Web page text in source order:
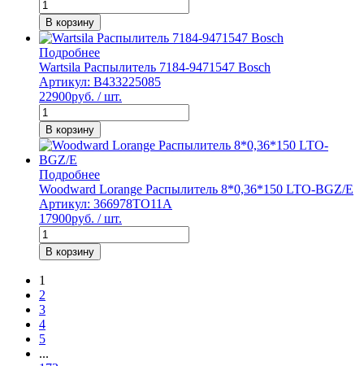
В корзину
Подробнее
Wartsila Распылитель 7184-9471547 Bosch
Артикул: B433225085
22900руб. / шт.
В корзину
Подробнее
Woodward Lorange Распылитель 8*0,36*150 LTO-BGZ/E
Артикул: 366978TO11A
17900руб. / шт.
В корзину
1
2
3
4
5
...